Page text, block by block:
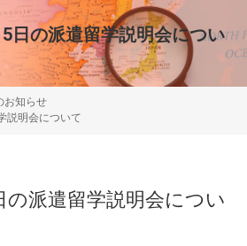
日の派遣留学説明会につい
お知らせ
説明会について
の派遣留学説明会につい